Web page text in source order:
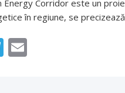
Energy Corridor este un
în regiune, se
T